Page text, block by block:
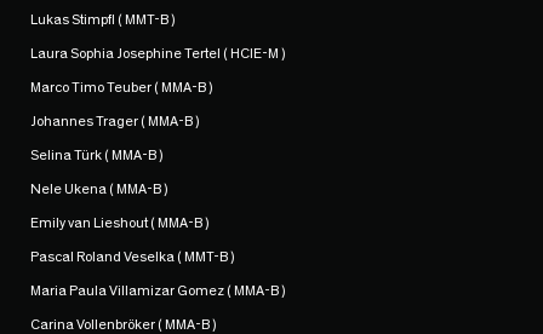
Lukas Stimpfl ( MMT-B )
Laura Sophia Josephine Tertel ( HCIE-M )
Marco Timo Teuber ( MMA-B )
Johannes Trager ( MMA-B )
Selina Türk ( MMA-B )
Nele Ukena ( MMA-B )
Emily van Lieshout ( MMA-B )
Pascal Roland Veselka ( MMT-B )
Maria Paula Villamizar Gomez ( MMA-B )
Carina Vollenbröker ( MMA-B )